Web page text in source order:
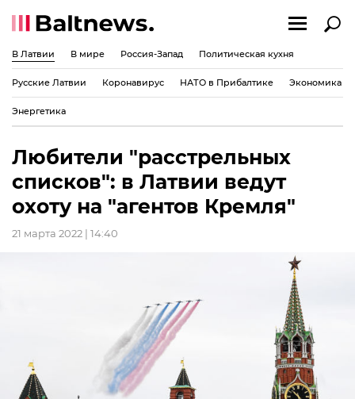
В Латвии В мире Россия-Запад Политическая кухня
Русские Латвии Коронавирус НАТО в Прибалтике Экономика
Энергетика
Любители "расстрельных
списков": в Латвии ведут
охоту на "агентов Кремля"
21 марта 2022 | 14:40